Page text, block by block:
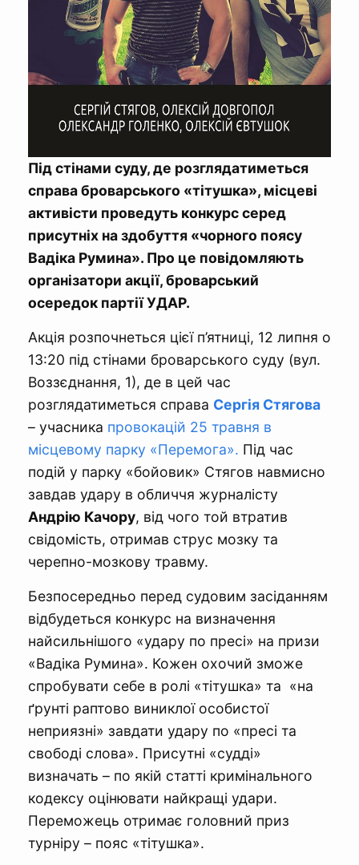
Під стінами суду, де розглядатиметься
справа броварського «тітушка», місцеві
активісти проведуть конкурс серед
присутніх на здобуття «чорного поясу
Вадіка Румина». Про це повідомляють
організатори акції, броварський
осередок партії УДАР.
Акція розпочнеться цієї п’ятниці, 12 липня о
13:20 під стінами броварського суду (вул.
Воззєднання, 1), де в цей час
розглядатиметься справа Сергія Стягова
– учасника провокацій 25 травня в
місцевому парку «Перемога». Під час
подій у парку «бойовик» Стягов навмисно
завдав удару в обличчя журналісту
Андрію Качору, від чого той втратив
свідомість, отримав струс мозку та
черепно-мозкову травму.
Безпосередньо перед судовим засіданням
відбудеться конкурс на визначення
найсильнішого «удару по пресі» на призи
«Вадіка Румина». Кожен охочий зможе
спробувати себе в ролі «тітушка» та «на
ґрунті раптово виниклої особистої
неприязні» завдати удару по «пресі та
свободі слова». Присутні «судді»
визначать – по якій статті кримінального
кодексу оцінювати найкращі удари.
Переможець отримає головний приз
турніру – пояс «тітушка».